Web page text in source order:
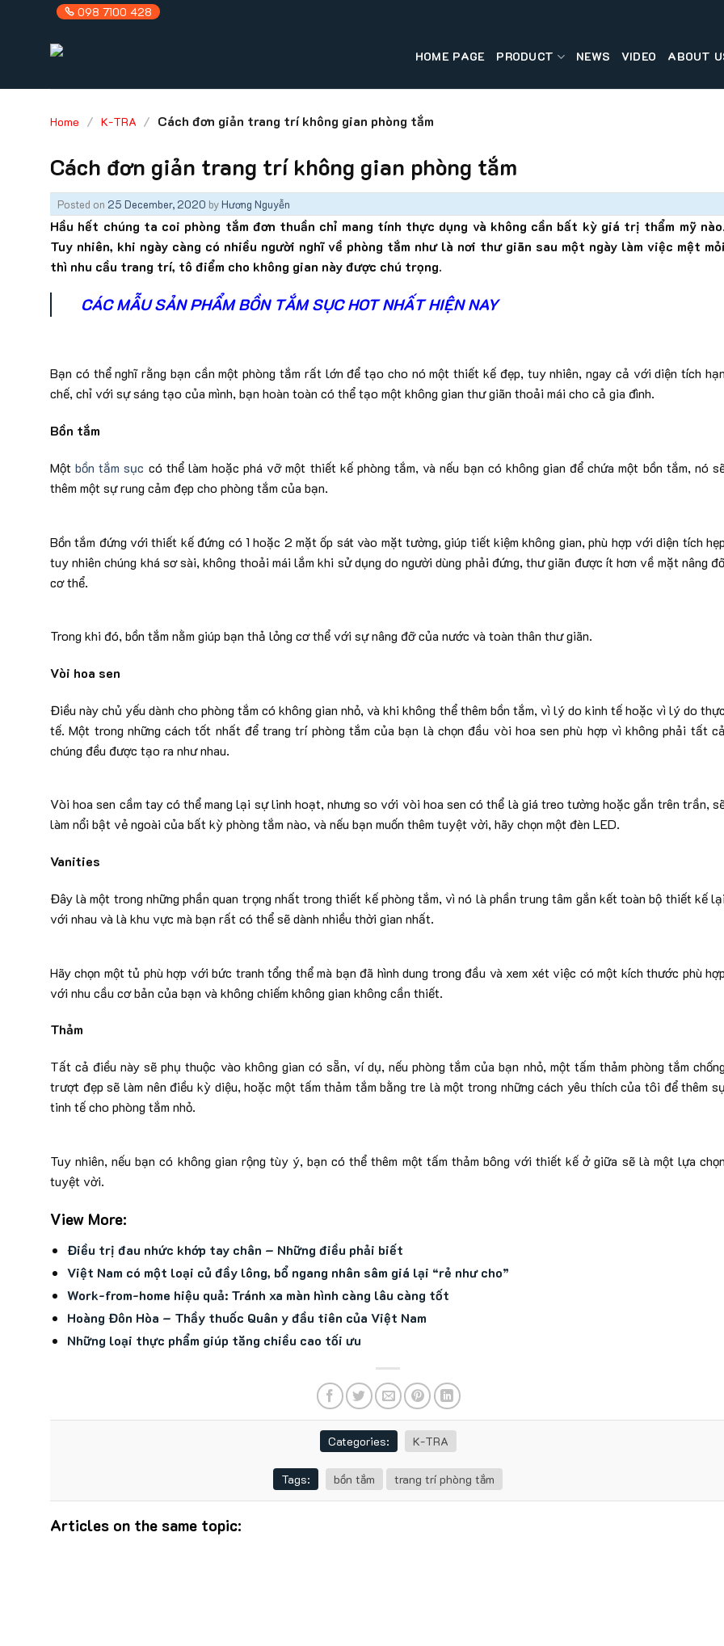
098 7100 428
HOME PAGE PRODUCT NEWS VIDEO ABOUT
Home / K-TRA / Cách đơn giản trang trí không gian phòng tắm
Cách đơn giản trang trí không gian phòng tắm
Posted on 25 December, 2020 byHương Nguyễn
Hầu hết chúng ta coi phòng tắm đơn thuần chỉ mang tính thực dụng và không cần bất kỳ giá trị thẩm mỹ nào.
Tuy nhiên, khi ngày càng có nhiều người nghĩ về phòng tắm như là nơi thư giãn sau một ngày làm việc mệt mỏi
thì nhu cầu trang trí, tô điểm cho không gian này được chú trọng.
CÁC MẪU SẢN PHẨM BỒN TẮM SỤC HOT NHẤT HIỆN NAY
Bạn có thể nghĩ rằng bạn cần một phòng tắm rất lớn để tạo cho nó một thiết kế đẹp, tuy nhiên, ngay cả với diện tích hạn
chế, chỉ với sự sáng tạo của mình, bạn hoàn toàn có thể tạo một không gian thư giãn thoải mái cho cả gia đình.
Bồn tắm
Mộtbồn tắm sục có thể làm hoặc phá vỡ một thiết kế phòng tắm, và nếu bạn có không gian để chứa một bồn tắm, nó
thêm một sự rung cảm đẹp cho phòng tắm của bạn.
Bồn tắm đứng với thiết kế đứng có 1 hoặc 2 mặt ốp sát vào mặt tường, giúp tiết kiệm không gian, phù hợp với diện tích hẹp
tuy nhiên chúng khá sơ sài, không thoải mái lắm khi sử dụng do người dùng phải đứng, thư giãn được ít hơn về mặt nâng
cơ thể.
Trong khi đó, bồn tắm nằm giúp bạn thả lỏng cơ thể với sự nâng đỡ của nước và toàn thân thư giãn.
Vòi hoa sen
Điều này chủ yếu dành cho phòng tắm có không gian nhỏ, và khi không thể thêm bồn tắm, vì lý do kinh tế hoặc vì lý do thực
tế. Một trong những cách tốt nhất để trang trí phòng tắm của bạn là chọn đầu vòi hoa sen phù hợp vì không phải tất cả
chúng đều được tạo ra như nhau.
Vòi hoa sen cầm tay có thể mang lại sự linh hoạt, nhưng so với vòi hoa sen có thể là giá treo tường hoặc gắn trên trần,
làm nổi bật vẻ ngoài của bất kỳ phòng tắm nào, và nếu bạn muốn thêm tuyệt vời, hãy chọn một đèn LED.
Vanities
Đây là một trong những phần quan trọng nhất trong thiết kế phòng tắm, vì nó là phần trung tâm gắn kết toàn bộ thiết kế lại
với nhau và là khu vực mà bạn rất có thể sẽ dành nhiều thời gian nhất.
Hãy chọn một tủ phù hợp với bức tranh tổng thể mà bạn đã hình dung trong đầu và xem xét việc có một kích thước phù hợp
với nhu cầu cơ bản của bạn và không chiếm không gian không cần thiết.
Thảm
Tất cả điều này sẽ phụ thuộc vào không gian có sẵn, ví dụ, nếu phòng tắm của bạn nhỏ, một tấm thảm phòng tắm chống
trượt đẹp sẽ làm nên điều kỳ diệu, hoặc một tấm thảm tắm bằng tre là một trong những cách yêu thích của tôi để thêm
tinh tế cho phòng tắm nhỏ.
Tuy nhiên, nếu bạn có không gian rộng tùy ý, bạn có thể thêm một tấm thảm bông với thiết kế ở giữa sẽ là một lựa chọn
tuyệt vời.
View More:
Điều trị đau nhức khớp tay chân – Những điều phải biết
Việt Nam có một loại củ đầy lông, bổ ngang nhân sâm giá lại “rẻ như cho”
Work-from-home hiệu quả: Tránh xa màn hình càng lâu càng tốt
Hoàng Đôn Hòa – Thầy thuốc Quân y đầu tiên của Việt Nam
Những loại thực phẩm giúp tăng chiều cao tối ưu
Categories: K-TRA
Tags: bồn tắm trang trí phòng tắm
Articles on the same topic: